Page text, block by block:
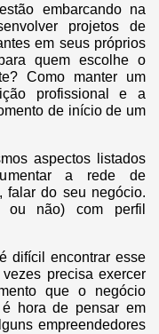
embarcando na
projetos de
em seus próprios
quem escolhe o
Como manter um
profissional e a
de início de um
aspectos listados
a rede de
falar do seu negócio.
não) com perfil
difícil encontrar esse
precisa exercer
que o negócio
hora de pensar em
empreendedores